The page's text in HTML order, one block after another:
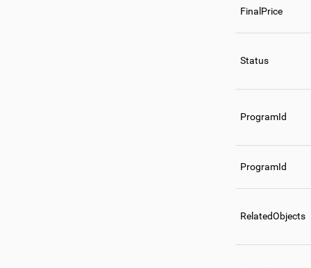
FinalPrice
Status
ProgramId
ProgramId
RelatedObjects